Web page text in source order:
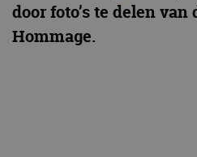
door foto’s te delen van
Hommage.